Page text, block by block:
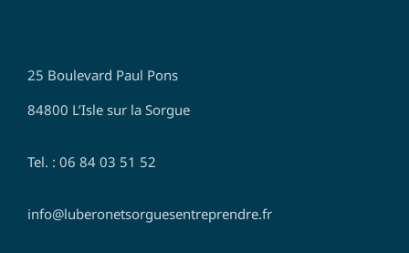
25 Boulevard Paul Pons
84800 L’Isle sur la Sorgue
Tel. : 06 84 03 51 52
info@luberonetsorguesentreprendre.fr